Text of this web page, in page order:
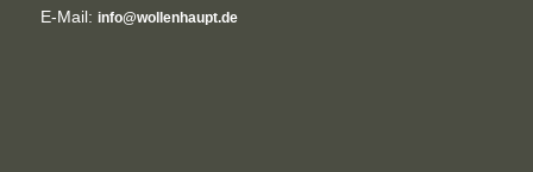
E-Mail: info@wollenhaupt.de